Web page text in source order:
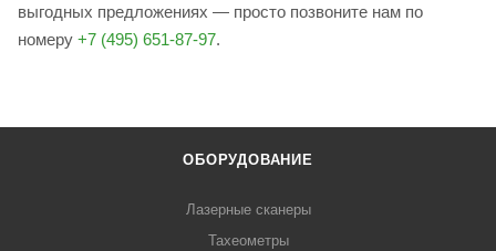
выгодных предложениях — просто позвоните нам по
номеру +7 (495) 651-87-97.
ОБОРУДОВАНИЕ
Лазерные сканеры
Тахеометры